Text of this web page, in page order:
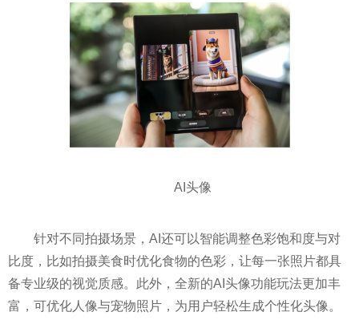
AI头像
针对不同拍摄场景，AI还可以智能调整色彩饱和度与对
比度，比如拍摄美食时优化食物的色彩，让每一张照片都具
备专业级的视觉质感。此外，全新的AI头像功能玩法更加丰
富，可优化人像与宠物照片，为用户轻松生成个性化头像。